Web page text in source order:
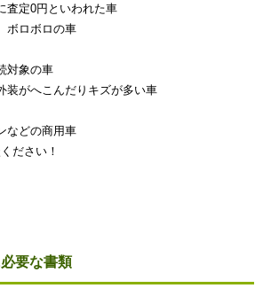
査定0円といわれた車
ボロボロの車
対象の車
装がへこんだりキズが多い車
などの商用車
ださい！
要な書類